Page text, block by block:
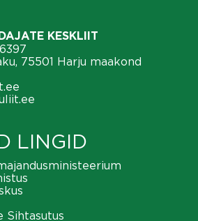
KESKLIIT
75501 Harju maakond
LINGID
Sihtasutus